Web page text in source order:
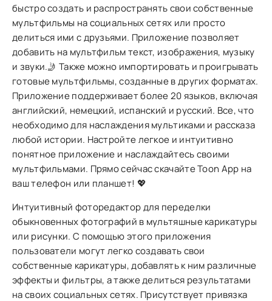
быстро создать и распространять свои собственные
мультфильмы на социальных сетях или просто
делиться ими с друзьями. Приложение позволяет
добавить на мультфильм текст, изображения, музыку
и звуки.🤳 Также можно импортировать и проигрывать
готовые мультфильмы, созданные в других форматах.
Приложение поддерживает более 20 языков, включая
английский, немецкий, испанский и русский. Все, что
необходимо для наслаждения мультиками и рассказа
любой истории. Настройте легкое и интуитивно
понятное приложение и наслаждайтесь своими
мультфильмами. Прямо сейчас скачайте Toon App на
ваш телефон или планшет! 💖
Интуитивный фоторедактор для переделки
обыкновенных фотографий в мультяшные карикатуры
или рисунки. С помощью этого приложения
пользователи могут легко создавать свои
собственные карикатуры, добавлять к ним различные
эффекты и фильтры, а также делиться результатами
на своих социальных сетях. Присутствует привязка